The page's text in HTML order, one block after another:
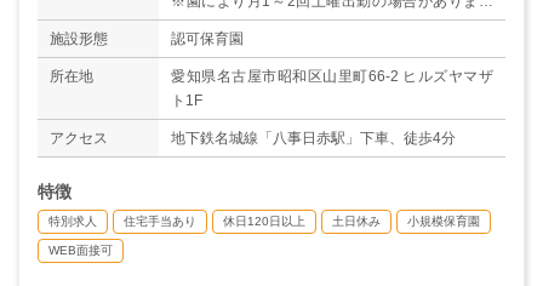
が、振替休暇の取得が可能です。
◇年末年始
◇有給休暇
◇産前産後休暇
◇育児休暇
◇慶弔休暇
施設形態 認可保育園
所在地
愛知県名古屋市昭和区山里町66-2 ヒルズヤマザ
ト1F
アクセス 地下鉄名城線「八事日赤駅」下車、徒歩4分
特徴
特別求人 住宅手当あり 休日120日以上 土日休み 小規模保育園
WEB面接可